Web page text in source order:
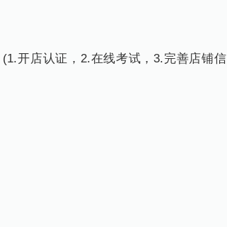
开店认证，2.在线考试，3.完善店铺信